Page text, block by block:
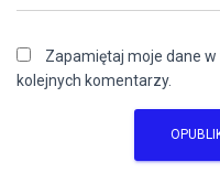
Zapamiętaj moje dane
kolejnych komentarzy.